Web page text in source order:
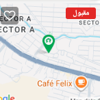
مقبول